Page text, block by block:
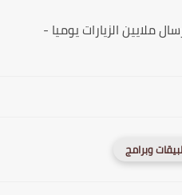
ملايين الزيارات يوميا -
وبرامج